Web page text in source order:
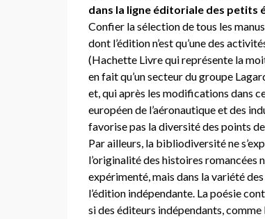
dans la ligne éditoriale des petits
Confier la sélection de tous les
dont l’édition n’est qu’une des
(Hachette Livre qui représente la
en fait qu’un secteur du groupe
et, qui après les modifications dans
européen de l’aéronautique et des
favorise pas la diversité des points
Par ailleurs, la bibliodiversité ne
l’originalité des histoires romancées
expérimenté, mais dans la variété
l’édition indépendante. La poésie
si des éditeurs indépendants, comme